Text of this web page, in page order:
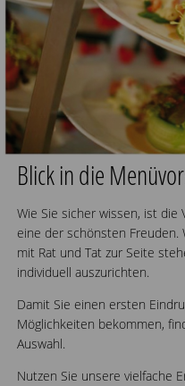
Blick in die
Wie Sie sicher wissen, ist die
eine der schönsten
mit Rat und Tat zur Seite
individuell auszurichten.
Damit Sie einen ersten
Möglichkeiten bekommen,
Auswahl.
Nutzen Sie unsere vielfache